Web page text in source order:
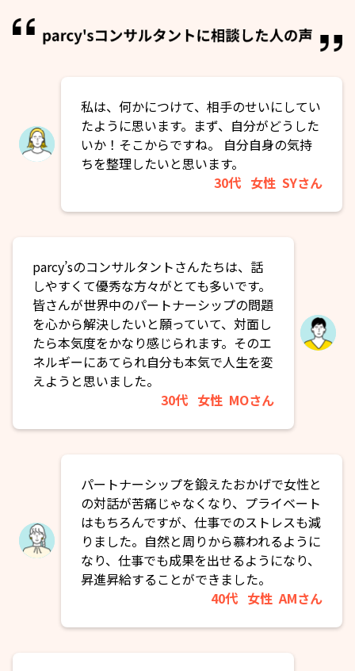
私は、何かにつけて、相手のせいにしてい
たように思います。まず、自分がどうした
いか！そこからですね。 自分自身の気持
ちを整理したいと思います。
30代 女性 SYさん
parcy’sのコンサルタントさんたちは、話
しやすくて優秀な方々がとても多いです。
皆さんが世界中のパートナーシップの問題
を心から解決したいと願っていて、対面し
たら本気度をかなり感じられます。そのエ
ネルギーにあてられ自分も本気で人生を変
えようと思いました。
30代 女性 MOさん
パートナーシップを鍛えたおかげで女性と
の対話が苦痛じゃなくなり、プライベート
はもちろんですが、仕事でのストレスも減
りました。自然と周りから慕われるように
なり、仕事でも成果を出せるようになり、
昇進昇給することができました。
40代 女性 AMさん